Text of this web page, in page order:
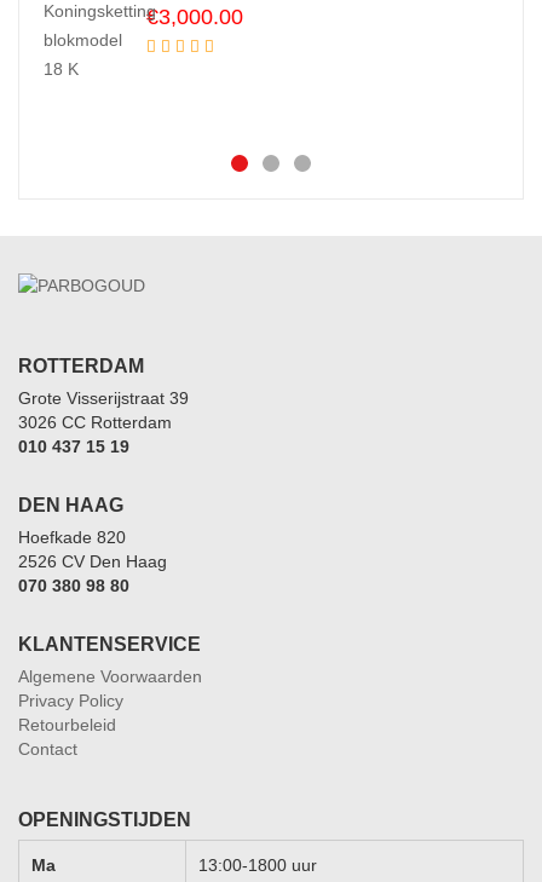
€3,000.00
ROTTERDAM
Grote Visserijstraat 39
3026 CC Rotterdam
010 437 15 19
DEN HAAG
Hoefkade 820
2526 CV Den Haag
070 380 98 80
KLANTENSERVICE
Algemene Voorwaarden
Privacy Policy
Retourbeleid
Contact
OPENINGSTIJDEN
Ma 13:00-1800 uur